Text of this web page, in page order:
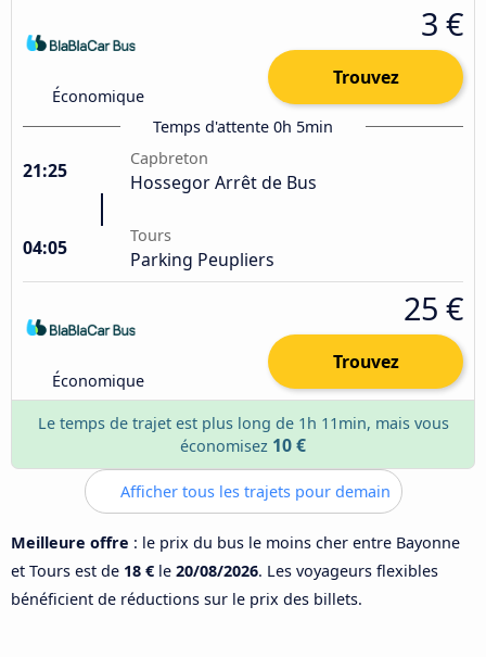
Économique
3 €
Trouvez
Temps d'attente 0h 5min
21:25
Capbreton
Hossegor Arrêt de Bus
04:05
Tours
Parking Peupliers
Économique
25 €
Trouvez
Le temps de trajet est plus long de 1h 11min, mais vous
économisez 10 €
Afficher tous les trajets pour demain
Meilleure offre : le prix du bus le moins cher entre Bayonne
et Tours est de 18 € le 20/08/2026. Les voyageurs flexibles
bénéficient de réductions sur le prix des billets.